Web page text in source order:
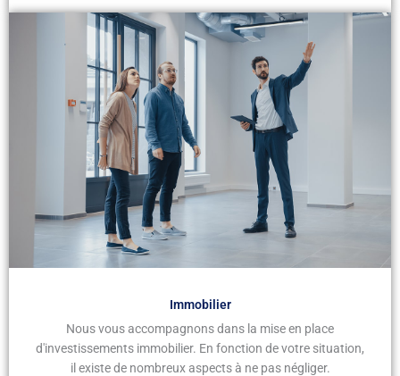
Immobilier
Nous vous accompagnons dans la mise en place
d'investissements immobilier. En fonction de votre situation,
il existe de nombreux aspects à ne pas négliger.